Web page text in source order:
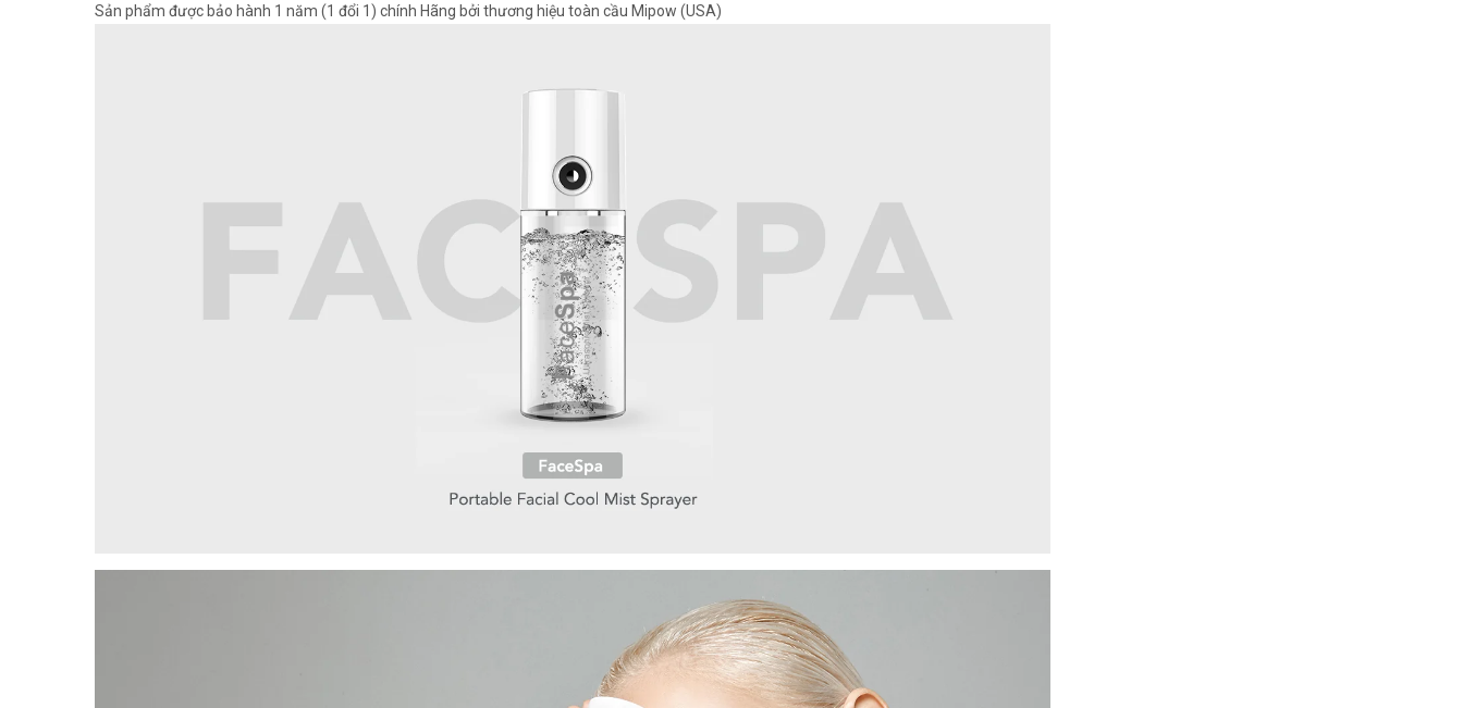
Sản phẩm được bảo hành 1 năm (1 đổi 1) chính Hãng bởi thương hiệu toàn cầu Mipow (USA)